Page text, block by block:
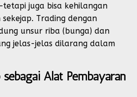
juga bisa kehilangan
Trading dengan
unsur riba (bunga) dan
jelas-jelas dilarang dalam
Alat Pembayaran